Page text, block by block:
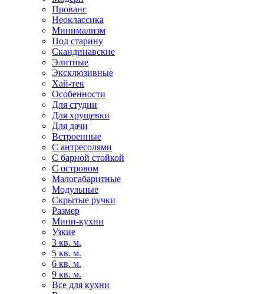
Прованс
Неоклассика
Минимализм
Под старину
Скандинавские
Элитные
Эксклюзивные
Хай-тек
Особенности
Для студии
Для хрущевки
Для дачи
Встроенные
С антресолями
С барной стойкой
С островом
Малогабаритные
Модульные
Скрытые ручки
Размер
Мини-кухни
Узкие
3 кв. м.
5 кв. м.
6 кв. м.
9 кв. м.
Все для кухни